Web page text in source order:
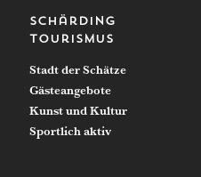
Schärding
Tourismus
Stadt der Schätze
Gästeangebote
Kunst und Kultur
Sportlich aktiv